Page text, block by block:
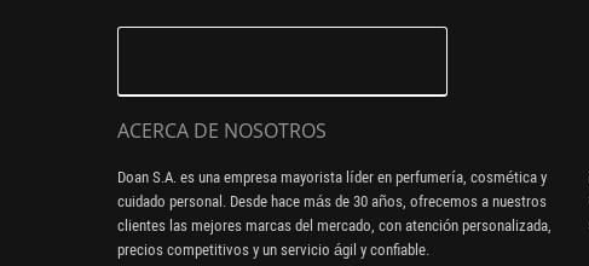
ACERCA DE NOSOTROS
Doan S.A. es una empresa mayorista líder en perfumería, cosmética y
cuidado personal. Desde hace más de 30 años, ofrecemos a nuestros
clientes las mejores marcas del mercado, con atención personalizada,
precios competitivos y un servicio ágil y confiable.